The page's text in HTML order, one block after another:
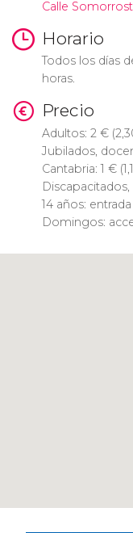
Calle
Horario
Todos los días
horas.
Precio
Adultos: 2 €
Jubilados,
Cantabria: 1 €
14 años:
Domingos: